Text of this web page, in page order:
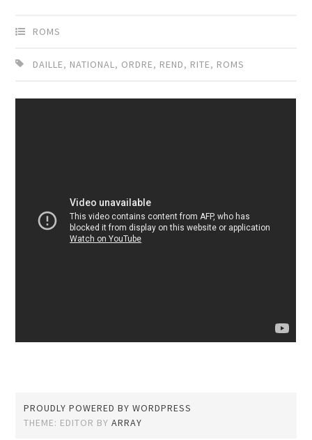
ROMS
DAILLE, NATIONAL, ORDRE, REND, RITE, ROMS
PROUDLY POWERED BY WORDPRESS
THEME: EDITOR BYARRAY